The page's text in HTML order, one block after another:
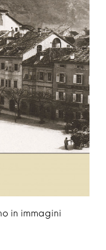
in immagini